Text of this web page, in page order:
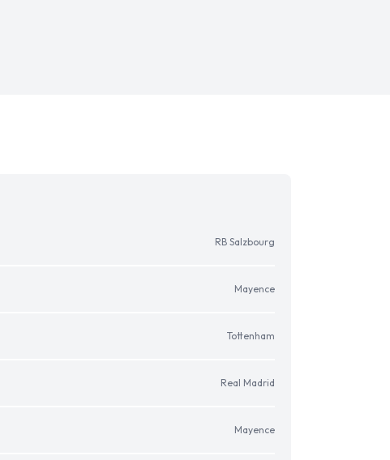
RB Salzbourg
Mayence
Tottenham
Real Madrid
Mayence